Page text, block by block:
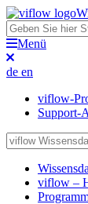
Menü
de en
viflow-
Support-
viflow –